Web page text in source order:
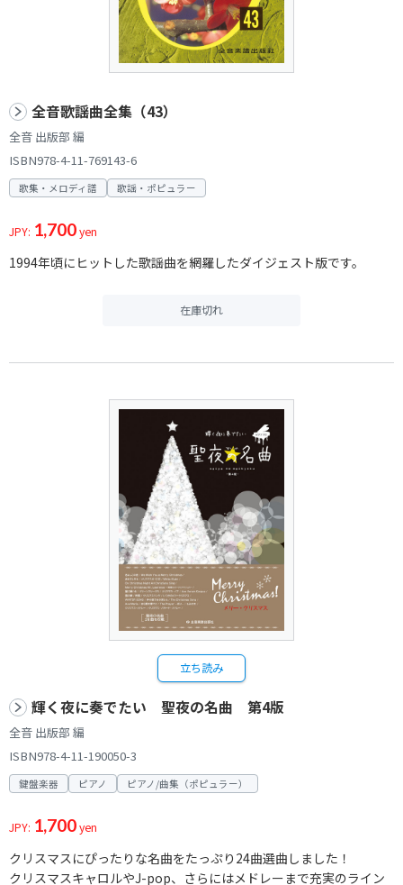
全音歌謡曲全集（43）
全音 出版部 編
ISBN978-4-11-769143-6
歌集・メロディ譜 歌謡・ポピュラー
JPY: 1,700yen
1994年頃にヒットした歌謡曲を網羅したダイジェスト版です。
在庫切れ
立ち読み
輝く夜に奏でたい 聖夜の名曲 第4版
全音 出版部 編
ISBN978-4-11-190050-3
鍵盤楽器 ピアノ ピアノ/曲集（ポピュラー）
JPY: 1,700yen
クリスマスにぴったりな名曲をたっぷり24曲選曲しました！
クリスマスキャロルやJ-pop、さらにはメドレーまで充実のライン